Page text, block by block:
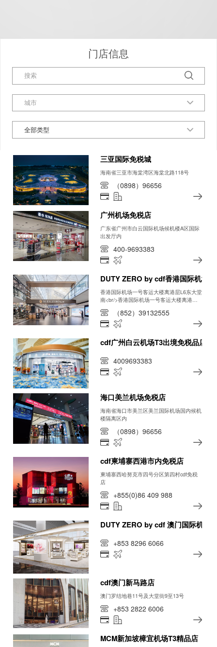
门店信息
全部类型
三亚国际免税城
海南省三亚市海棠湾区海棠北路118号
（0898）96656
广州机场免税店
广东省广州市白云国际机场候机楼A区国际
出发厅内
400-9693383
DUTY ZERO by cdf香港国际机场
香港国际机场一号客运大楼离港层L6东大堂
南<br/>香港国际机场一号客运大楼离港层
楼抵港层L5（852）39132555
cdf广州白云机场T3出境免税品店
4009693383
海口美兰机场免税店
海南省海口市美兰区美兰国际机场国内候机
楼隔离区内
（0898）96656
cdf柬埔寨西港市内免税店
柬埔寨西哈努克市四号分区第四村cdf免税
店
+855(0)86 409 988
DUTY ZERO by cdf 澳门国际机场
+853 8296 6066
cdf澳门新马路店
澳门罗结地巷11号及大堂街9至13号
+853 2822 6006
MCM新加坡樟宜机场T3精品店